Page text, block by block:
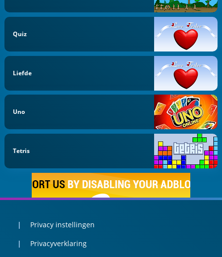
Quiz
Liefde
Uno
Tetris
Privacy instellingen
Privacyverklaring